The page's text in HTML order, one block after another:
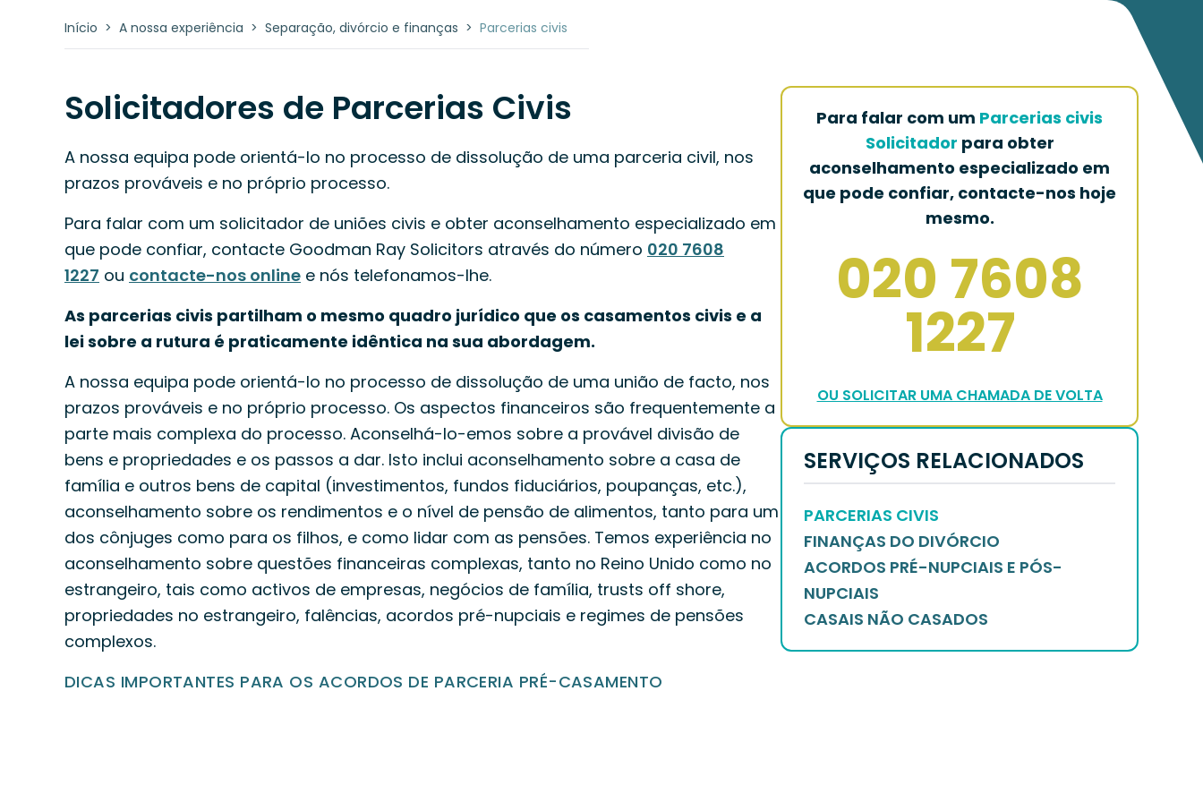
Início > A nossa experiência > Separação, divórcio e finanças > Parcerias civis
Solicitadores de Parcerias Civis
A nossa equipa pode orientá-lo no processo de dissolução de uma parceria civil, nos
prazos prováveis e no próprio processo.
Para falar com um solicitador de uniões civis e obter aconselhamento especializado em
que pode confiar, contacte Goodman Ray Solicitors através do número 020 7608
1227 ou contacte-nos online e nós telefonamos-lhe.
As parcerias civis partilham o mesmo quadro jurídico que os casamentos civis e a
lei sobre a rutura é praticamente idêntica na sua abordagem.
A nossa equipa pode orientá-lo no processo de dissolução de uma união de facto, nos
prazos prováveis e no próprio processo. Os aspectos financeiros são frequentemente a
parte mais complexa do processo. Aconselhá-lo-emos sobre a provável divisão de
bens e propriedades e os passos a dar. Isto inclui aconselhamento sobre a casa de
família e outros bens de capital (investimentos, fundos fiduciários, poupanças, etc.),
aconselhamento sobre os rendimentos e o nível de pensão de alimentos, tanto para um
dos cônjuges como para os filhos, e como lidar com as pensões. Temos experiência no
aconselhamento sobre questões financeiras complexas, tanto no Reino Unido como no
estrangeiro, tais como activos de empresas, negócios de família, trusts off shore,
propriedades no estrangeiro, falências, acordos pré-nupciais e regimes de pensões
complexos.
DICAS IMPORTANTES PARA OS ACORDOS DE PARCERIA PRÉ-CASAMENTO
Para falar com um Parcerias civis
Solicitador para obter
aconselhamento especializado em
que pode confiar, contacte-nos hoje
mesmo.
020 7608
1227
OU SOLICITAR UMA CHAMADA DE VOLTA
SERVIÇOS RELACIONADOS
PARCERIAS CIVIS
FINANÇAS DO DIVÓRCIO
ACORDOS PRÉ-NUPCIAIS E PÓS-
NUPCIAIS
CASAIS NÃO CASADOS